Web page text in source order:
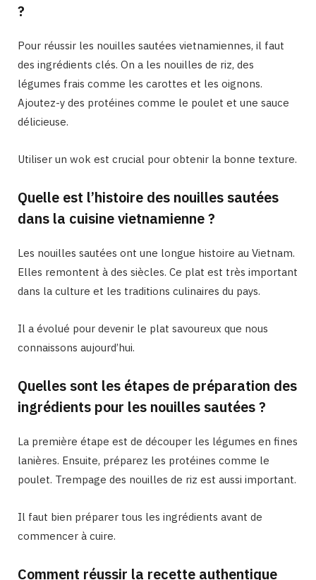
?
Pour réussir les nouilles sautées vietnamiennes, il faut
des ingrédients clés. On a les nouilles de riz, des
légumes frais comme les carottes et les oignons.
Ajoutez-y des protéines comme le poulet et une sauce
délicieuse.
Utiliser un wok est crucial pour obtenir la bonne texture.
Quelle est l’histoire des nouilles sautées
dans la cuisine vietnamienne ?
Les nouilles sautées ont une longue histoire au Vietnam.
Elles remontent à des siècles. Ce plat est très important
dans la culture et les traditions culinaires du pays.
Il a évolué pour devenir le plat savoureux que nous
connaissons aujourd’hui.
Quelles sont les étapes de préparation des
ingrédients pour les nouilles sautées ?
La première étape est de découper les légumes en fines
lanières. Ensuite, préparez les protéines comme le
poulet. Trempage des nouilles de riz est aussi important.
Il faut bien préparer tous les ingrédients avant de
commencer à cuire.
Comment réussir la recette authentique